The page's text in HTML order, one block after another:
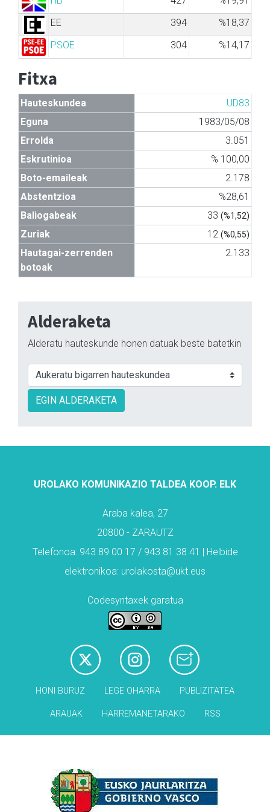
EE
394
%18,37
PSOE
304 %14,17
Fitxa
Hauteskundea
UD83
Eguna
1983/05/08
Errolda
3.051
Eskrutinioa
% 100,00
Boto-emaileak
2.178
Abstentzioa
%28,61
Baliogabeak
33 (%1,52)
Zuriak 12 (%0,55)
Hautagai-zerrenden
botoak
2.133
Alderaketa
Alderatu hauteskunde honen datuak beste batetkin
EGIN ALDERAKETA
UROLAKO KOMUNIKAZIO TALDEA KOOP. ELK
Araba kalea, 27
20800 - ZARAUTZ
Telefonoa: 943 89 00 17 / 943 81 38 41 | Helbide
elektronikoa: urolakosta@ukt.eus
Codesyntaxek garatua
HONI BURUZ LEGE OHARRA PUBLIZITATEA
ARAUAK HARREMANETARAKO RSS